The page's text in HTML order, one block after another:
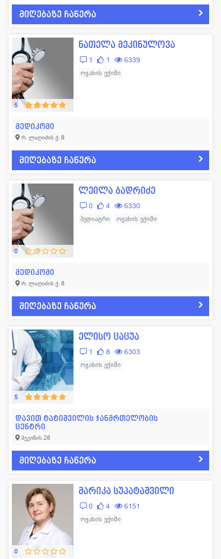
მიღებაზე ჩაწერა
5
ნათელა მეკინულოვა
1 1 6339
ოჯახის ექიმი
მედიკომი
რ. ლაღიძის ქ. 8
მიღებაზე ჩაწერა
0
ლეილა ბადრიძე
0 4 6330
პედიატრი ოჯახის ექიმი
მედიკომი
რ. ლაღიძის ქ. 8
მიღებაზე ჩაწერა
5
ელისო ცაცუა
1 8 6303
ოჯახის ექიმი
დავით ტატიშვილის ჯანმრთელობის
ცენტრი
პეკინის 28
მიღებაზე ჩაწერა
0
მარიკა სუპატაშვილი
0 4 6151
ოჯახის ექიმი